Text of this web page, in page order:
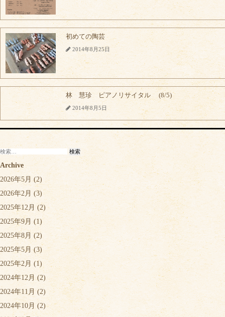
初めての陶芸
2014年8月25日
林 慧珍 ピアノリサイタル (8/5)
2014年8月5日
検
索:
Archive
2026年5月 (2)
2026年2月 (3)
2025年12月 (2)
2025年9月 (1)
2025年8月 (2)
2025年5月 (3)
2025年2月 (1)
2024年12月(2)
2024年11月 (2)
2024年10月 (2)